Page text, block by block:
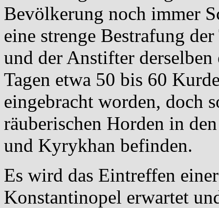
Bevölkerung noch immer
eine strenge Bestrafung
und der Anstifter
Tagen etwa 50 bis 60
eingebracht worden, doch
räuberischen Horden in
und Kyrykhan befinden.
Es wird das Eintreffen
Konstantinopel erwartet